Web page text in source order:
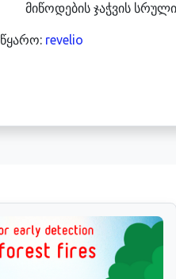
მიწოდების ჯაჭვის
წყარო: revelio